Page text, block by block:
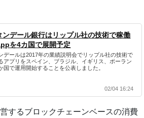
ンデール銀行はリップル社の技術で稼働
を4カ国で展開予定
デールは2017年の業績説明会でリップル社の技術で
アプリをスペイン、ブラジル、イギリス、ポーラン
国で運用開始することを公表しました。
02/04 16:24
するブロックチェーンベースの消費